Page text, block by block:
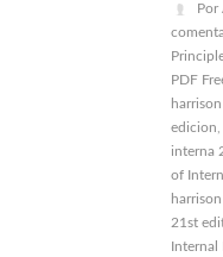
Por
PDF
edicion
interna
of
21st
Internal